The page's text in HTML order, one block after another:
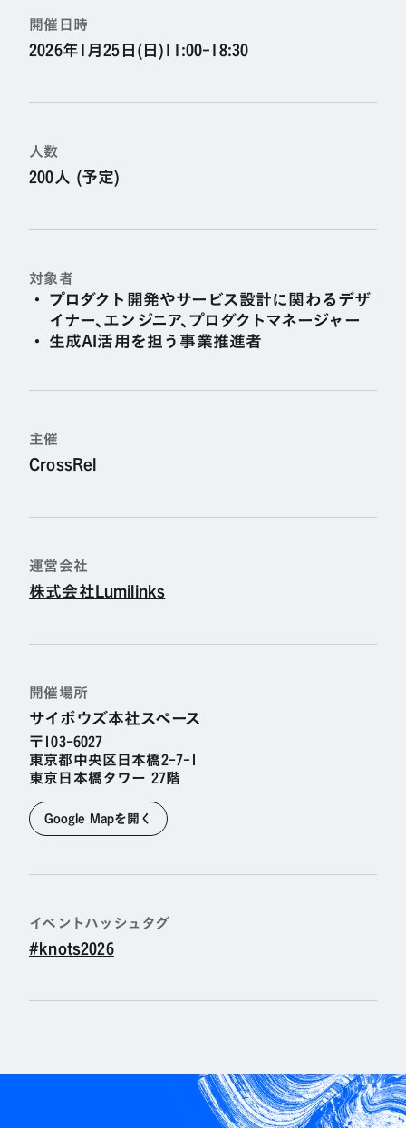
境界を結び、共創をひらくカンファレンス
2026.01.25
@東京都中央区日本橋 東京日本橋タワー
サイボウズ本社スペース
ウェブ制作やソフトウェア開発は、デザイナーやエ
分業の波は、プロフェッショナルとしての立場を確立
する一方で、コミュニティやプロセスの断絶を深めて
開催日時
2026年1月25日(日)11:00-18:30
人数
200人 (予定)
対象者
プロダクト開発やサービス設計に関わるデザ
イナー、エンジニア、プロダクトマネージャー
生成AI活用を担う事業推進者
主催
CrossRel
運営会社
株式会社Lumilinks
開催場所
サイボウズ本社スペース
〒103-6027
東京都中央区日本橋2-7-1
東京日本橋タワー 27階
Google Mapを開く
イベントハッシュタグ
#knots2026